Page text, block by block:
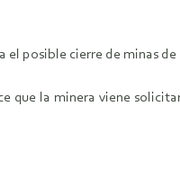
posible cierre de minas de
que la minera viene